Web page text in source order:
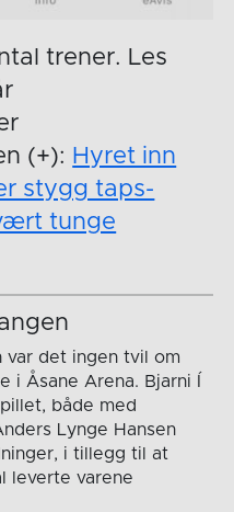
trener. Les
(+): Hyret inn
stygg taps­
tunge
var det ingen tvil om
i Åsane Arena. Bjarni Í
både med
Lynge Hansen
i tillegg til at
leverte varene